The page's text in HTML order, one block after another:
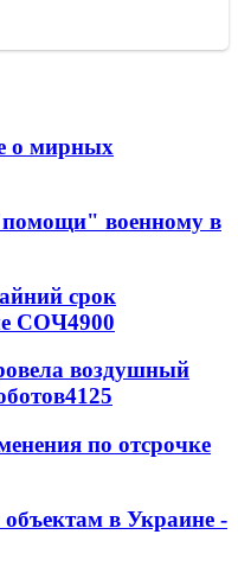
о мирных
военному в
срок
СОЧ4900
воздушный
4125
по отсрочке
в Украине -